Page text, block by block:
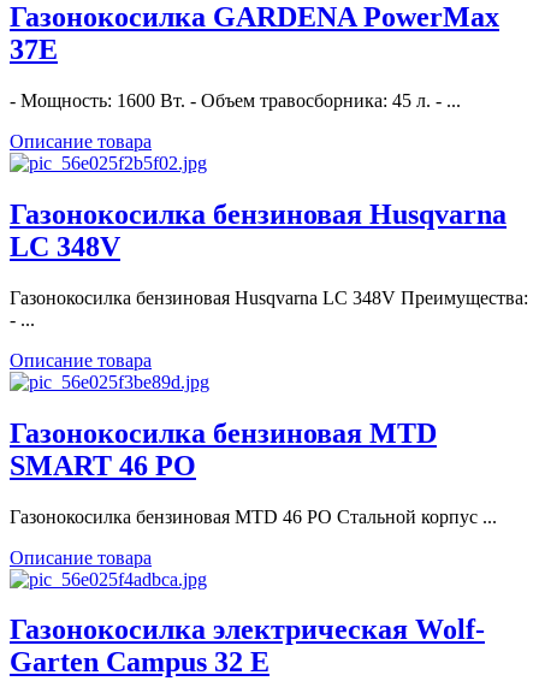
Газонокосилка GARDENA PowerMax
37E
- Мощность: 1600 Вт. - Объем травосборника: 45 л. - ...
Описание товара
Газонокосилка бензиновая Husqvarna
LC 348V
Газонокосилка бензиновая Husqvarna LC 348V Преимущества:
- ...
Описание товара
Газонокосилка бензиновая MTD
SMART 46 PO
Газонокосилка бензиновая MTD 46 PO Стальной корпус ...
Описание товара
Газонокосилка электрическая Wolf-
Garten Campus 32 E